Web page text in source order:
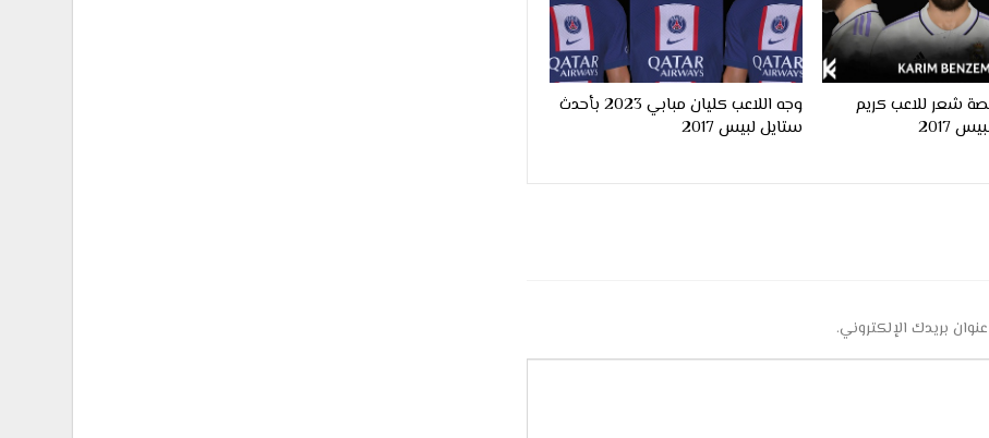
شعر للاعب كريم
وجه اللاعب كليان مبابي 2023 بأحدث
ستايل لبيس 2017
بريدك الإلكتروني.